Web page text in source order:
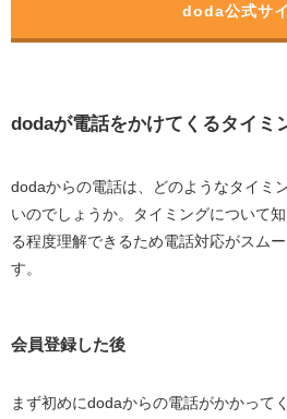
doda公式サ
dodaが電話をかけてくるタイミ
dodaからの電話は、どのようなタイミ
いのでしょうか。タイミングについて
る程度理解できるため電話対応がスム
す。
会員登録した後
まず初めにdodaからの電話がかかって